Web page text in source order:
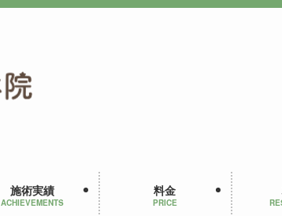
施術実績
ACHIEVEMENTS
料金
PRICE